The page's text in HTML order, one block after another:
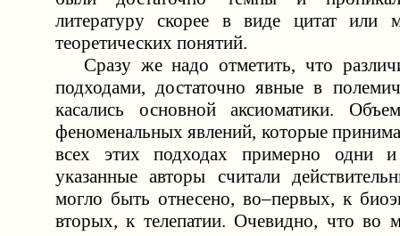
литературу скорее в виде цитат или
теоретических понятий.
Сразу же надо отметить, что
подходами, достаточно явные в
касались основной аксиоматики.
феноменальных явлений, которые
всех этих подходах примерно
указанные авторы считали
могло быть отнесено, во–первых, к
вторых, к телепатии. Очевидно, что во